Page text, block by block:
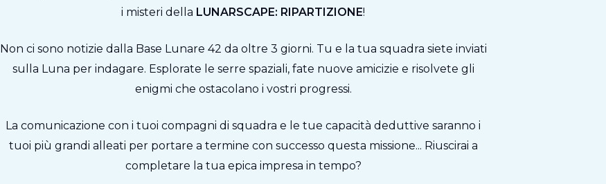
i misteri della LUNARSCAPE: RIPARTIZIONE!
Non ci sono notizie dalla Base Lunare 42 da oltre 3 giorni. Tu e la tua squadra siete inviati
sulla Luna per indagare. Esplorate le serre spaziali, fate nuove amicizie e risolvete gli
enigmi che ostacolano i vostri progressi.
La comunicazione con i tuoi compagni di squadra e le tue capacità deduttive saranno i
tuoi più grandi alleati per portare a termine con successo questa missione... Riuscirai a
completare la tua epica impresa in tempo?